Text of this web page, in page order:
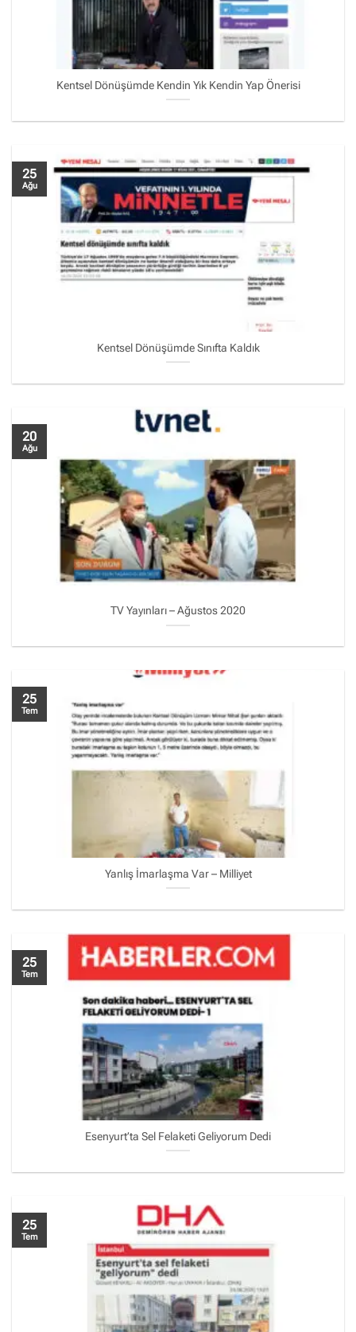
Kentsel Dönüşümde Kendin Yık Kendin Yap Önerisi
Kentsel Dönüşümde Sınıfta Kaldık
25
Ağu
TV Yayınları – Ağustos 2020
20
Ağu
Yanlış İmarlaşma Var – Milliyet
25
Tem
Esenyurt’ta Sel Felaketi Geliyorum Dedi
25
Tem
25
Tem